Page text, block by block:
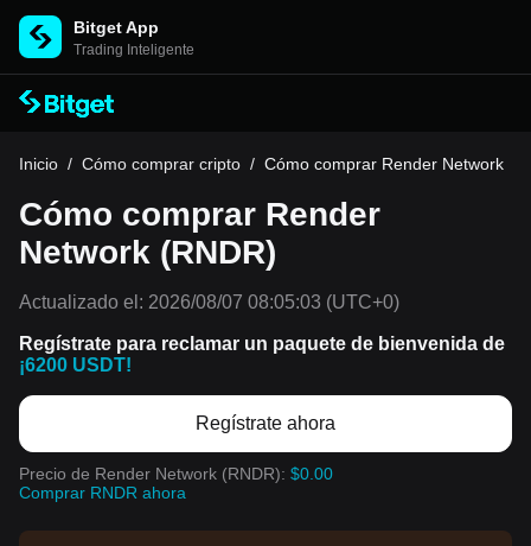
Bitget App
Trading Inteligente
Inicio / Cómo comprar cripto / Cómo comprar Render Network
Cómo comprar Render
Network (RNDR)
Actualizado el: 2026/08/07 08:05:03 (UTC+0)
Regístrate para reclamar un paquete de bienvenida de
¡6200 USDT!
Regístrate ahora
Precio de Render Network (RNDR): $0.00
Comprar RNDR ahora